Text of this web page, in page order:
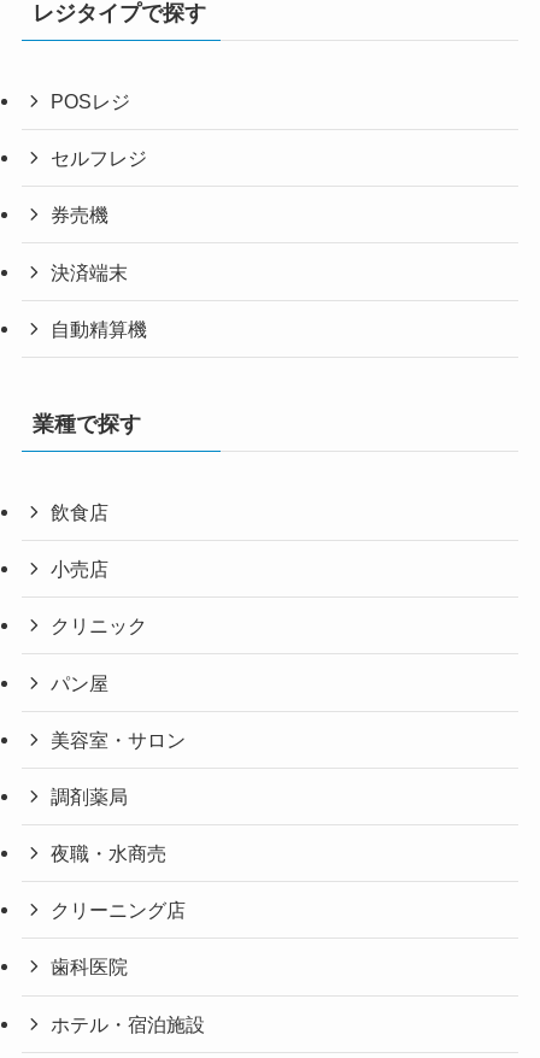
レジタイプで探す
POSレジ
セルフレジ
券売機
決済端末
自動精算機
業種で探す
飲食店
小売店
クリニック
パン屋
美容室・サロン
調剤薬局
夜職・水商売
クリーニング店
歯科医院
ホテル・宿泊施設